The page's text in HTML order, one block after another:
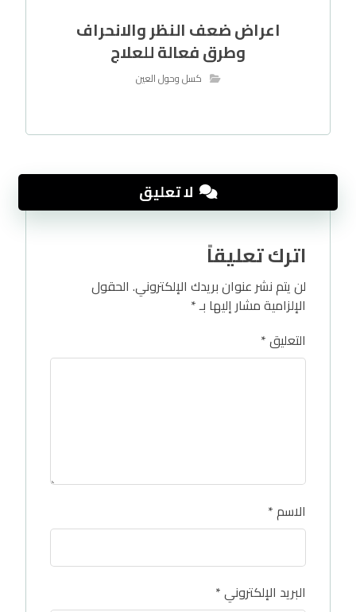
اعراض ضعف النظر والانحراف
وطرق فعالة للعلاج
كسل وحول العين
لا تعليق
اترك تعليقاً
لن يتم نشر عنوان بريدك الإلكتروني. الحقول
الإلزامية مشار إليها بـ*
التعليق*
الاسم*
البريد الإلكتروني*